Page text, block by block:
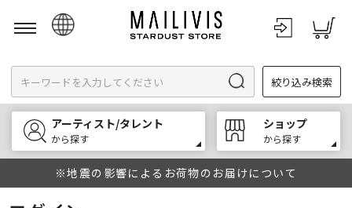
English
한국어
中文
絞り込み検索
アーティスト/タレント
から探す
ショップ
から探す
※地震の影響によるお荷物のお届けについて